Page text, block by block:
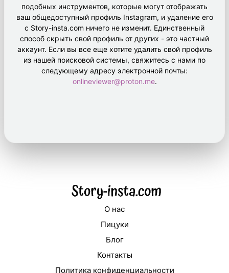
подобных инструментов, которые могут отображать
ваш общедоступный профиль Instagram, и удаление его
с Story-insta.com ничего не изменит. Единственный
способ скрыть свой профиль от других - это частный
аккаунт. Если вы все еще хотите удалить свой профиль
из нашей поисковой системы, свяжитесь с нами по
следующему адресу электронной почты:
onlineviewer@proton.me.
О нас
Пицуки
Блог
Контакты
Политика конфиденциальности